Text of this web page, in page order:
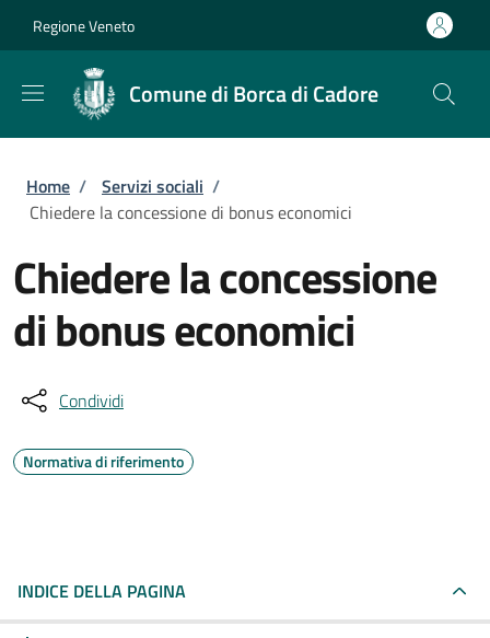
Regione Veneto
Comune di Borca di Cadore
Briciole di pane
Home / Servizi sociali /
Chiedere la concessione di bonus economici
Chiedere la concessione
di bonus economici
Condividi
Normativa di riferimento
INDICE DELLA PAGINA